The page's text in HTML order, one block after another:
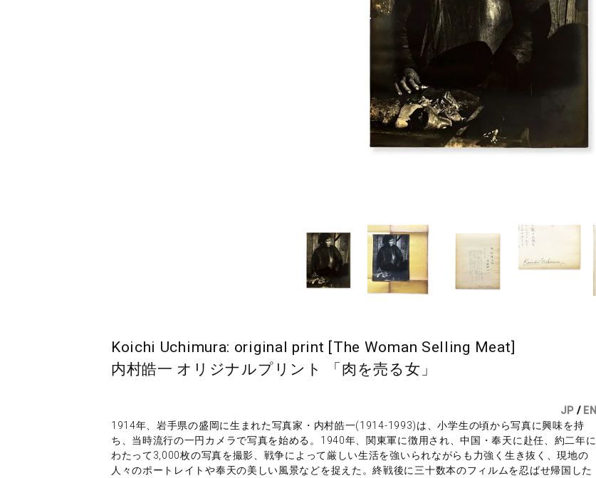
Koichi Uchimura: original print [The Woman Selling Meat]
内村皓一 オリジナルプリント 「肉を売る女」
JP / EN
1914年、岩手県の盛岡に生まれた写真家・内村皓一(1914-1993)は、小学生の頃から写真に興味を持
ち、当時流行の一円カメラで写真を始める。1940年、関東軍に徴用され、中国・奉天に赴任、約二年に
わたって3,000枚の写真を撮影、戦争によって厳しい生活を強いられながらも力強く生き抜く、現地の
人々のポートレイトや奉天の美しい風景などを捉えた。終戦後に三十数本のフィルムを忍ばせ帰国した